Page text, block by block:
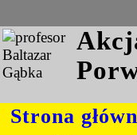
Strona